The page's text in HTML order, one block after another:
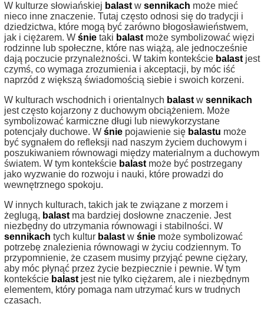
W kulturze słowiańskiej balast w sennikach może mieć
nieco inne znaczenie. Tutaj często odnosi się do tradycji i
dziedzictwa, które mogą być zarówno błogosławieństwem,
jak i ciężarem. W śnie taki balast może symbolizować więzi
rodzinne lub społeczne, które nas wiążą, ale jednocześnie
dają poczucie przynależności. W takim kontekście balast jest
czymś, co wymaga zrozumienia i akceptacji, by móc iść
naprzód z większą świadomością siebie i swoich korzeni.
W kulturach wschodnich i orientalnych balast w sennikach
jest często kojarzony z duchowym obciążeniem. Może
symbolizować karmiczne długi lub niewykorzystane
potencjały duchowe. W śnie pojawienie się balastu może
być sygnałem do refleksji nad naszym życiem duchowym i
poszukiwaniem równowagi między materialnym a duchowym
światem. W tym kontekście balast może być postrzegany
jako wyzwanie do rozwoju i nauki, które prowadzi do
wewnętrznego spokoju.
W innych kulturach, takich jak te związane z morzem i
żeglugą, balast ma bardziej dosłowne znaczenie. Jest
niezbędny do utrzymania równowagi i stabilności. W
sennikach tych kultur balast w śnie może symbolizować
potrzebę znalezienia równowagi w życiu codziennym. To
przypomnienie, że czasem musimy przyjąć pewne ciężary,
aby móc płynąć przez życie bezpiecznie i pewnie. W tym
kontekście balast jest nie tylko ciężarem, ale i niezbędnym
elementem, który pomaga nam utrzymać kurs w trudnych
czasach.